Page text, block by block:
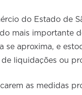
do Estado de
mais importante
se aproxima, e
liquidações ou
as medidas